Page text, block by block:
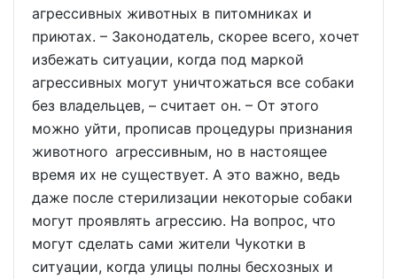
агрессивных животных в питомниках и
приютах. – Законодатель, скорее всего, хочет
избежать ситуации, когда под маркой
агрессивных могут уничтожаться все собаки
без владельцев, – считает он. – От этого
можно уйти, прописав процедуры признания
животного агрессивным, но в настоящее
время их не существует. А это важно, ведь
даже после стерилизации некоторые собаки
могут проявлять агрессию. На вопрос, что
могут сделать сами жители Чукотки в
ситуации, когда улицы полны бесхозных и